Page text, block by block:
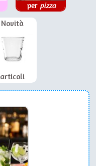
per pizza
Novità
articoli